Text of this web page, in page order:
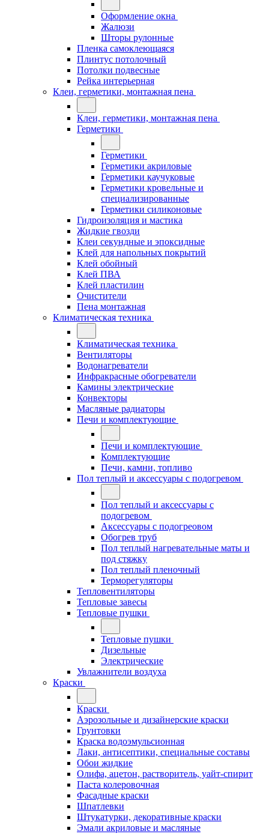
Оформление окна
Жалюзи
Шторы рулонные
Пленка самоклеющаяся
Плинтус потолочный
Потолки подвесные
Рейка интерьерная
Клеи, герметики, монтажная пена
Клеи, герметики, монтажная пена
Герметики
Герметики
Герметики акриловые
Герметики каучуковые
Герметики кровельные и
специализированные
Герметики силиконовые
Гидроизоляция и мастика
Жидкие гвозди
Клеи секундные и эпоксидные
Клей для напольных покрытий
Клей обойный
Клей ПВА
Клей пластилин
Очистители
Пена монтажная
Климатическая техника
Климатическая техника
Вентиляторы
Водонагреватели
Инфракрасные обогреватели
Камины электрические
Конвекторы
Масляные радиаторы
Печи и комплектующие
Печи и комплектующие
Комплектующие
Печи, камни, топливо
Пол теплый и аксессуары с подогревом
Пол теплый и аксессуары с
подогревом
Аксессуары с подогреовом
Обогрев труб
Пол теплый нагревательные маты и
под стяжку
Пол теплый пленочный
Терморегуляторы
Тепловентиляторы
Тепловые завесы
Тепловые пушки
Тепловые пушки
Дизельные
Электрические
Увлажнители воздуха
Краски
Краски
Аэрозольные и дизайнерские краски
Грунтовки
Краска водоэмульсионная
Лаки, антисептики, специальные составы
Обои жидкие
Олифа, ацетон, растворитель, уайт-спирит
Паста колеровочная
Фасадные краски
Шпатлевки
Штукатурки, декоративные краски
Эмали акриловые и масляные